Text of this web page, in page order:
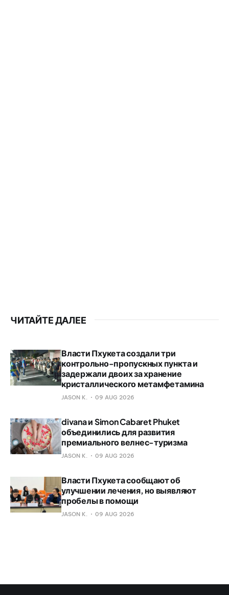
ЧИТАЙТЕ ДАЛЕЕ
Власти Пхукета создали три
контрольно-пропускных пункта и
задержали двоих за хранение
кристаллического метамфетамина
JASON K. 09 AUG 2026
divana и Simon Cabaret Phuket
объединились для развития
премиального велнес-туризма
JASON K. 09 AUG 2026
Власти Пхукета сообщают об
улучшении лечения, но выявляют
пробелы в помощи
JASON K. 09 AUG 2026